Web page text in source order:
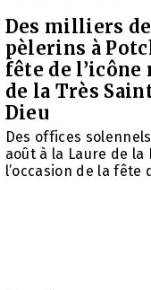
Des milliers de
pèlerins à
fête de l’icône
de la Très
Dieu
Des offices
août à la Laure de la
l’occasion de la fête